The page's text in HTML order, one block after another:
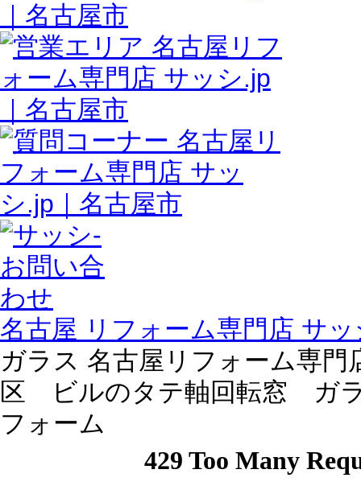
名古屋 リフォーム専門店 サ
ガラス 名古屋リフォーム専
区 ビルのタテ軸回転窓 ガラ
フォーム